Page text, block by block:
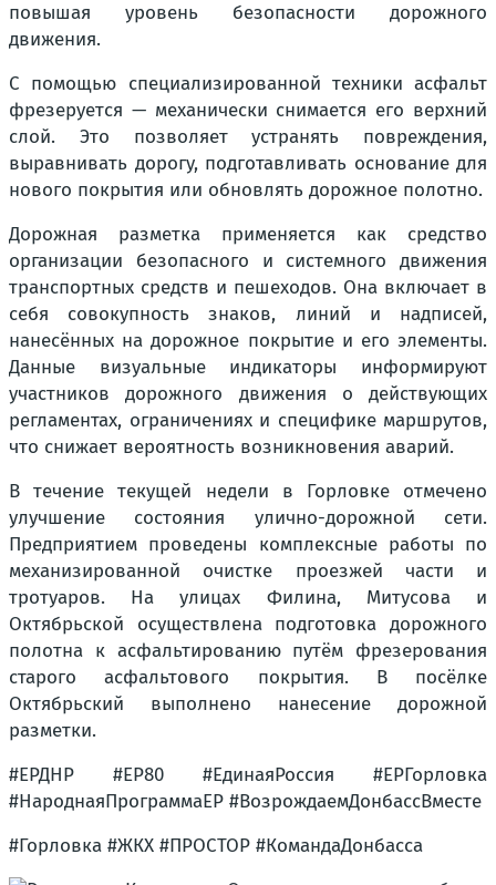
повышая уровень безопасности дорожного
движения.
С помощью специализированной техники асфальт
фрезеруется — механически снимается его верхний
слой. Это позволяет устранять повреждения,
выравнивать дорогу, подготавливать основание для
нового покрытия или обновлять дорожное полотно.
Дорожная разметка применяется как средство
организации безопасного и системного движения
транспортных средств и пешеходов. Она включает в
себя совокупность знаков, линий и надписей,
нанесённых на дорожное покрытие и его элементы.
Данные визуальные индикаторы информируют
участников дорожного движения о действующих
регламентах, ограничениях и специфике маршрутов,
что снижает вероятность возникновения аварий.
В течение текущей недели в Горловке отмечено
улучшение состояния улично-дорожной сети.
Предприятием проведены комплексные работы по
механизированной очистке проезжей части и
тротуаров. На улицах Филина, Митусова и
Октябрьской осуществлена подготовка дорожного
полотна к асфальтированию путём фрезерования
старого асфальтового покрытия. В посёлке
Октябрьский выполнено нанесение дорожной
разметки.
#ЕРДНР #ЕР80 #ЕдинаяРоссия #ЕРГорловка
#НароднаяПрограммаЕР #ВозрождаемДонбассВместе
#Горловка #ЖКХ #ПРОСТОР #КомандаДонбасса